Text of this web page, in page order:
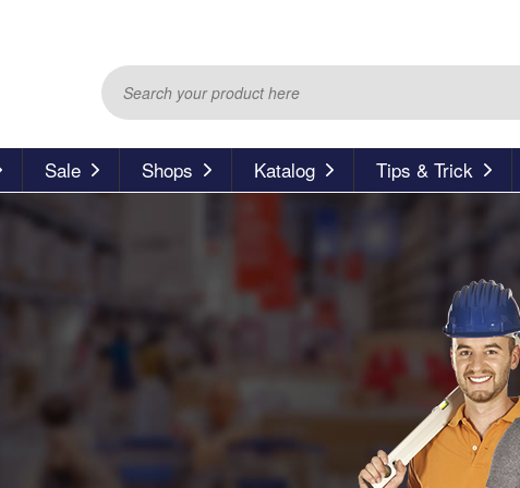
Sale Shops Katalog Tips & Trick